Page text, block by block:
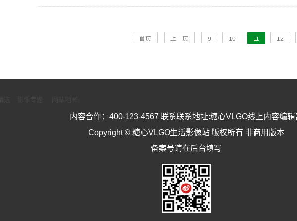
首页 上一页 9 10 11 12
内容合作：400-123-4567 联系联系地址:糖心VLGO线上内容编辑
Copyright © 糖心VLGO生活影像站 版权所有 非商用版本
备案号请在后台填写